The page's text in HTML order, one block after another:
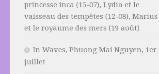
princesse inca (15-07), Lydia et le
vaisseau des tempêtes (12-08), Marius
et le royaume des mers (19 août)
In Waves, Phuong Mai Nguyen, 1er
juillet